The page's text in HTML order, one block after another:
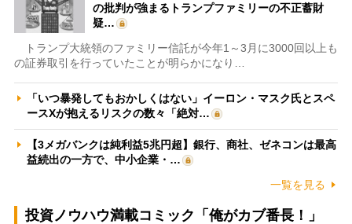
の批判が強まるトランプファミリーの不正蓄財
疑…
トランプ大統領のファミリー信託が今年1～3月に3000回以上も
の証券取引を行っていたことが明らかになり…
「いつ暴発してもおかしくはない」イーロン・マスク氏とスペ
ースXが抱えるリスクの数々「絶対…
【3メガバンクは純利益5兆円超】銀行、商社、ゼネコンは最高
益続出の一方で、中小企業・…
一覧を見る
投資ノウハウ満載コミック「俺がカブ番長！」